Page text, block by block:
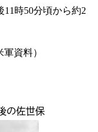
時50分頃から約2
資料）
の佐世保